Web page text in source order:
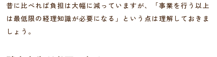
昔に比べれば負担は大幅に減っていますが、「事業を行う以上
は最低限の経理知識が必要になる」という点は理解しておきま
しょう。